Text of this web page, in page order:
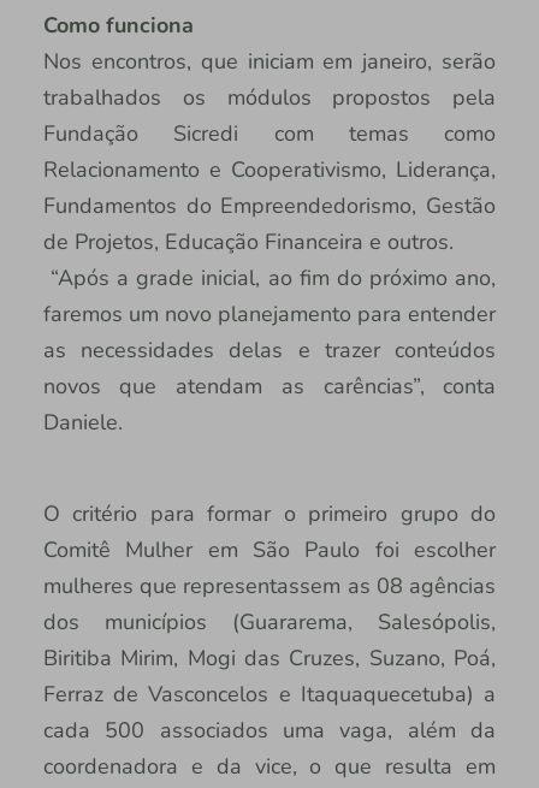
Como funciona
Nos encontros, que iniciam em janeiro, serão
trabalhados os módulos propostos pela
Fundação Sicredi com temas como
Relacionamento e Cooperativismo, Liderança,
Fundamentos do Empreendedorismo, Gestão
de Projetos, Educação Financeira e outros.
“Após a grade inicial, ao fim do próximo ano,
faremos um novo planejamento para entender
as necessidades delas e trazer conteúdos
novos que atendam as carências”, conta
Daniele.
O critério para formar o primeiro grupo do
Comitê Mulher em São Paulo foi escolher
mulheres que representassem as 08 agências
dos municípios (Guararema, Salesópolis,
Biritiba Mirim, Mogi das Cruzes, Suzano, Poá,
Ferraz de Vasconcelos e Itaquaquecetuba) a
cada 500 associados uma vaga, além da
coordenadora e da vice, o que resulta em